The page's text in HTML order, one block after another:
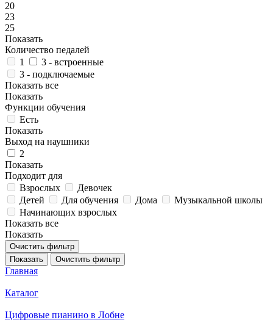
20
23
25
Показать
Количество педалей
1
3 - встроенные
3 - подключаемые
Показать все
Показать
Функции обучения
Есть
Показать
Выход на наушники
2
Показать
Подходит для
Взрослых
Девочек
Детей
Для обучения Дома
Музыкальной школы
Начинающих взрослых
Показать все
Показать
Очистить фильтр
Показать
Очистить фильтр
Главная
Каталог
Цифровые пианино в Лобне